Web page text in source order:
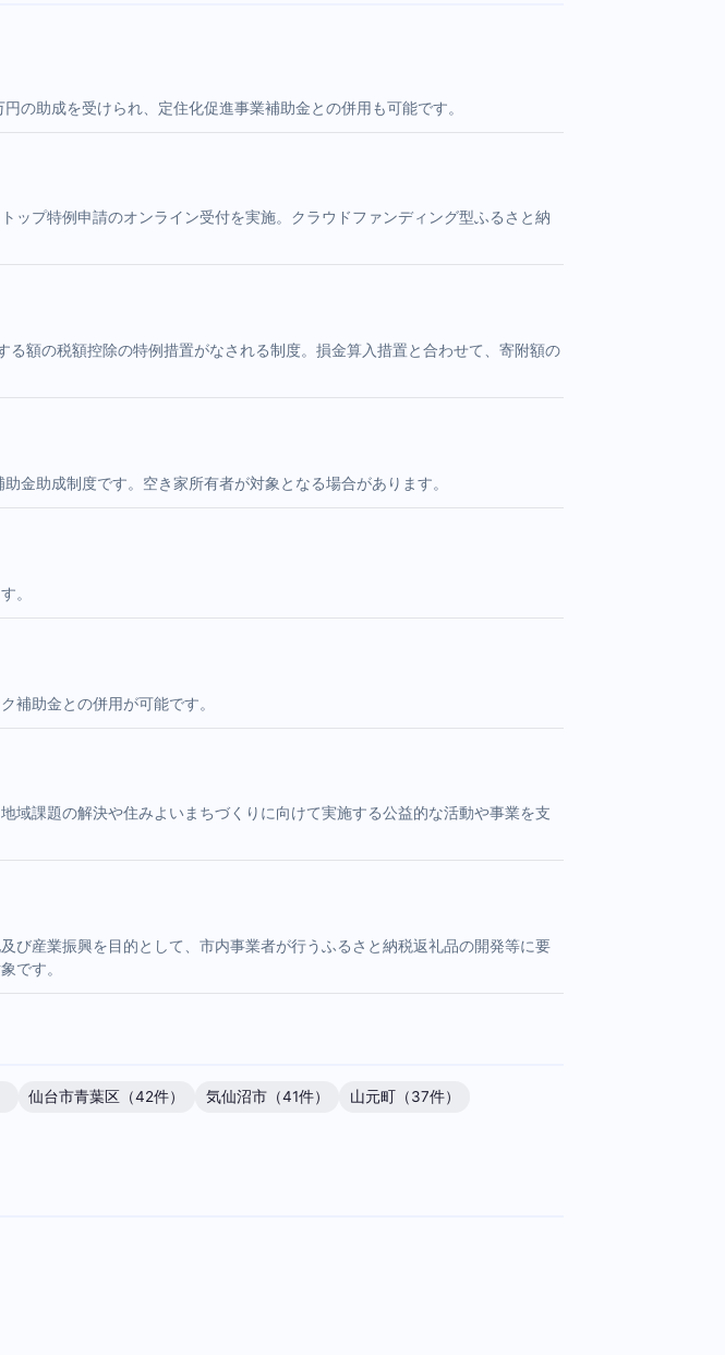
の助成を受けられ、定住化促進事業補助金との併用も可能です。
プ特例申請のオンライン受付を実施。クラウドファンディング型ふるさと納
額の税額控除の特例措置がなされる制度。損金算入措置と合わせて、寄附額の
金助成制度です。空き家所有者が対象となる場合があります。
。
補助金との併用が可能です。
課題の解決や住みよいまちづくりに向けて実施する公益的な活動や事業を支
び産業振興を目的として、市内事業者が行うふるさと納税返礼品の開発等に要
です。
仙台市青葉区（42件） 気仙沼市（41件）
山元町（37件）